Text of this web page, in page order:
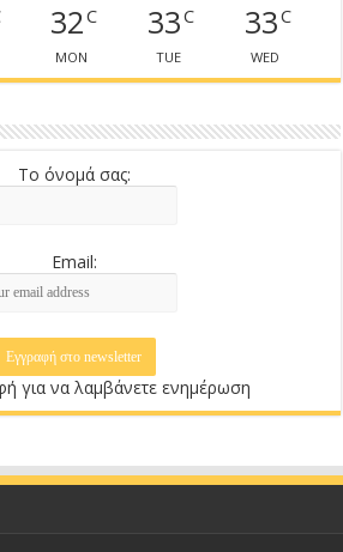
32C
MON
33C
TUE
33C
WED
Το όνομά σας:
Email:
για να λαμβάνετε ενημέρωση